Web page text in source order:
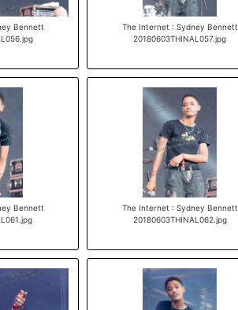
Bennett
The Internet : Sydney Bennett
20180603THINAL057.jpg
Bennett
The Internet : Sydney Bennett
20180603THINAL062.jpg